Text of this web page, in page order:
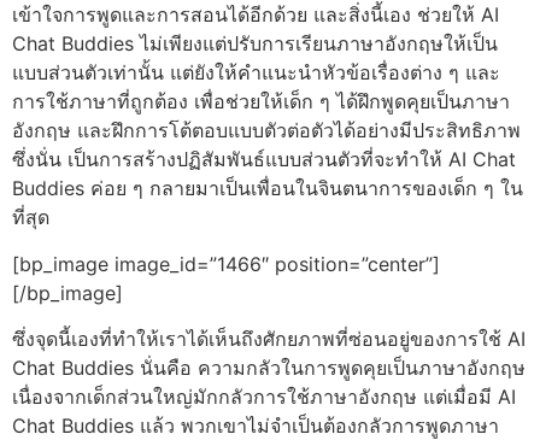
เข้าใจการพูดและการสอนได้อีกด้วย และสิ่งนี้เอง ช่วยให้ AI
Chat Buddies ไม่เพียงแต่ปรับการเรียนภาษาอังกฤษให้เป็น
แบบส่วนตัวเท่านั้น แต่ยังให้คำแนะนำหัวข้อเรื่องต่าง ๆ และ
การใช้ภาษาที่ถูกต้อง เพื่อช่วยให้เด็ก ๆ ได้ฝึกพูดคุยเป็นภาษา
อังกฤษ และฝึกการโต้ตอบแบบตัวต่อตัวได้อย่างมีประสิทธิภาพ
ซึ่งนั่น เป็นการสร้างปฏิสัมพันธ์แบบส่วนตัวที่จะทำให้ AI Chat
Buddies ค่อย ๆ กลายมาเป็นเพื่อนในจินตนาการของเด็ก ๆ ใน
ที่สุด
[bp_image image_id=”1466″ position=”center”]
[/bp_image]
ซึ่งจุดนี้เองที่ทำให้เราได้เห็นถึงศักยภาพที่ซ่อนอยู่ของการใช้ AI
Chat Buddies นั่นคือ ความกลัวในการพูดคุยเป็นภาษาอังกฤษ
เนื่องจากเด็กส่วนใหญ่มักกลัวการใช้ภาษาอังกฤษ แต่เมื่อมี AI
Chat Buddies แล้ว พวกเขาไม่จำเป็นต้องกลัวการพูดภาษา